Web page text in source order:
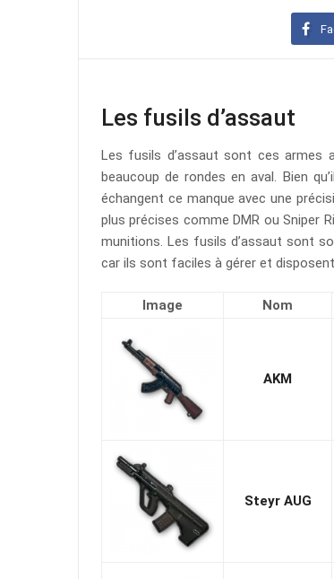
Les fusils d’assaut
Les fusils d’assaut sont ces armes
beaucoup de rondes en aval. Bien
échangent ce manque avec une
plus précises comme DMR ou Sniper
munitions. Les fusils d’assaut sont
car ils sont faciles à gérer et
Image Nom
AKM
Steyr AUG